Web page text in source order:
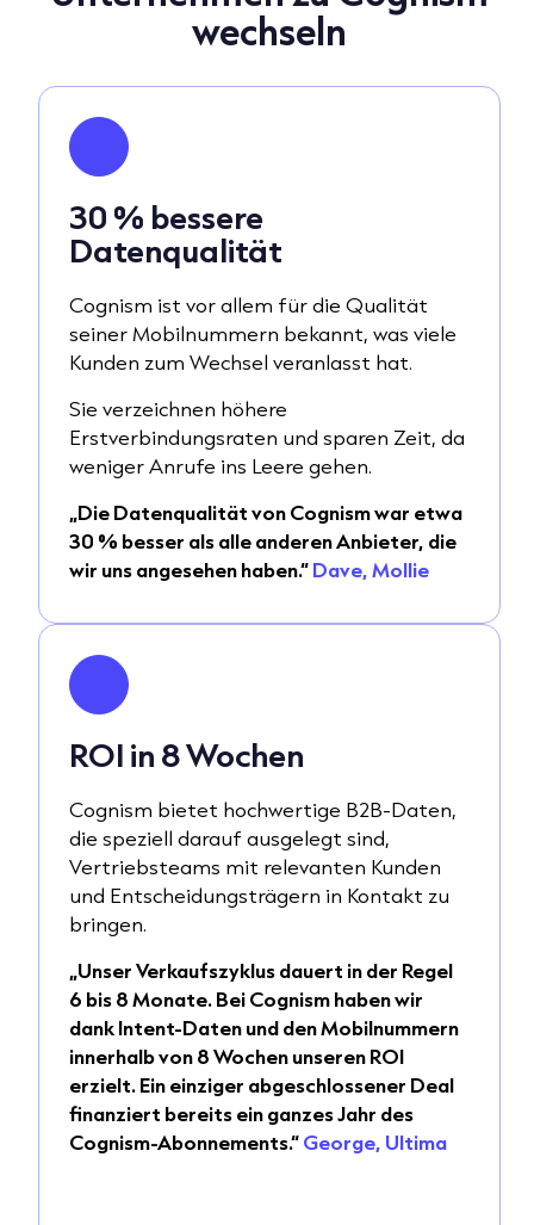
wechseln
30 % bessere
Datenqualität
Cognism ist vor allem für die Qualität
seiner Mobilnummern bekannt, was viele
Kunden zum Wechsel veranlasst hat.
Sie verzeichnen höhere
Erstverbindungsraten und sparen Zeit, da
weniger Anrufe ins Leere gehen.
„Die Datenqualität von Cognism war etwa
30 % besser als alle anderen Anbieter, die
wir uns angesehen haben.“Dave, Mollie
ROI in 8 Wochen
Cognism bietet hochwertige B2B-Daten,
die speziell darauf ausgelegt sind,
Vertriebsteams mit relevanten Kunden
und Entscheidungsträgern in Kontakt zu
bringen.
„Unser Verkaufszyklus dauert in der Regel
6 bis 8 Monate. Bei Cognism haben wir
dank Intent-Daten und den Mobilnummern
innerhalb von 8 Wochen unseren ROI
erzielt. Ein einziger abgeschlossener Deal
finanziert bereits ein ganzes Jahr des
Cognism-Abonnements.“George, Ultima